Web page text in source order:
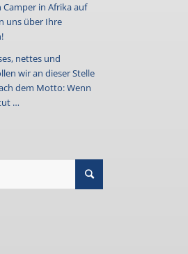
in Afrika auf
uns über Ihre
nettes und
wir an dieser Stelle
dem Motto: Wenn
…